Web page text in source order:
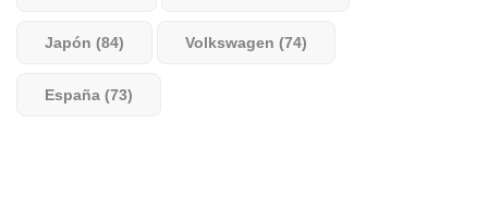
Japón (84) Volkswagen (74)
España (73)